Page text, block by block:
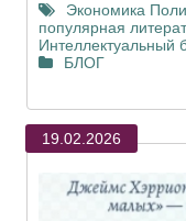
Экономика
популярная
Интеллектуальный
БЛОГ
19.02.2026